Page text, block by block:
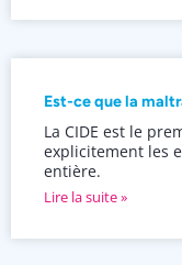
Est-ce que la
La CIDE est le
explicitement les
entière.
Lire la suite »